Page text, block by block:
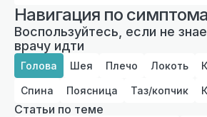
Навигация по
Воспользуйтесь, если не
врачу идти
Голова Шея Плечо Локоть
Спина Поясница Таз/копчик
Статьи по теме